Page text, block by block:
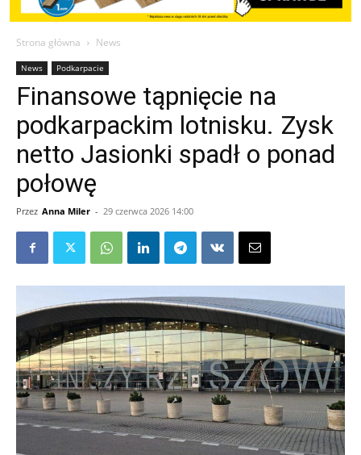
Strona główna News
News Podkarpacie
Finansowe tąpnięcie na
podkarpackim lotnisku. Zysk
netto Jasionki spadł o ponad
połowę
Przez Anna Miler - 29 czerwca 2026 14:00